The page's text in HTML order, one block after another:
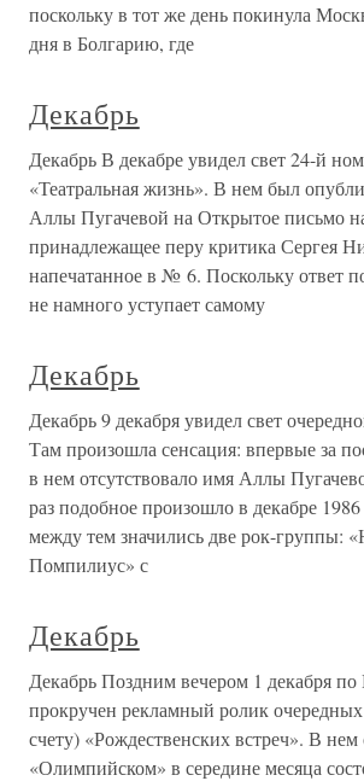
поскольку в тот же день покинула
дня в Болгарию, где
Декабрь
Декабрь В декабре увидел свет 24-й
«Театральная жизнь». В нем был
Аллы Пугачевой на Открытое письмо
принадлежащее перу критика Сергея
напечатанное в № 6. Поскольку ответ
не намного уступает самому
Декабрь
Декабрь 9 декабря увидел свет
Там произошла сенсация: впервые за
в нем отсутствовало имя Аллы
раз подобное произошло в декабре
между тем значились две рок-группы:
Помпилиус» с
Декабрь
Декабрь Поздним вечером 1 декабря
прокручен рекламный ролик
счету) «Рождественских встреч». В нем
«Олимпийском» в середине месяца